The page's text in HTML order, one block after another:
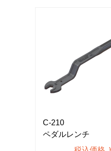
C-210
ペダルレンチ